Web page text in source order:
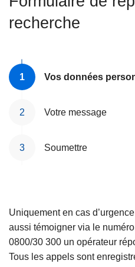
recherche
Vos données
Votre message
Soumettre
Uniquement en cas
aussi témoigner via le
0800/30 300 un opérateur
Tous les appels sont